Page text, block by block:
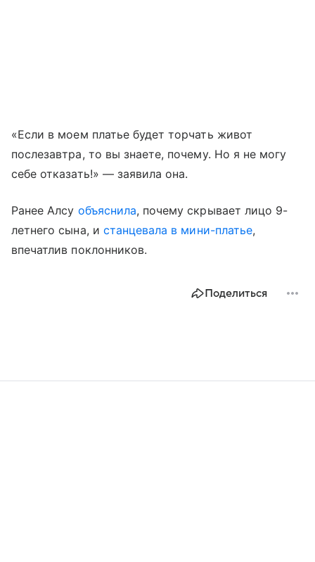
«Если в моем платье будет торчать живот
послезавтра, то вы знаете, почему. Но я не могу
себе отказать!» — заявила она.
Ранее Алсу объяснила, почему скрывает лицо 9-
летнего сына, и станцевала в мини-платье,
впечатлив поклонников.
Поделиться